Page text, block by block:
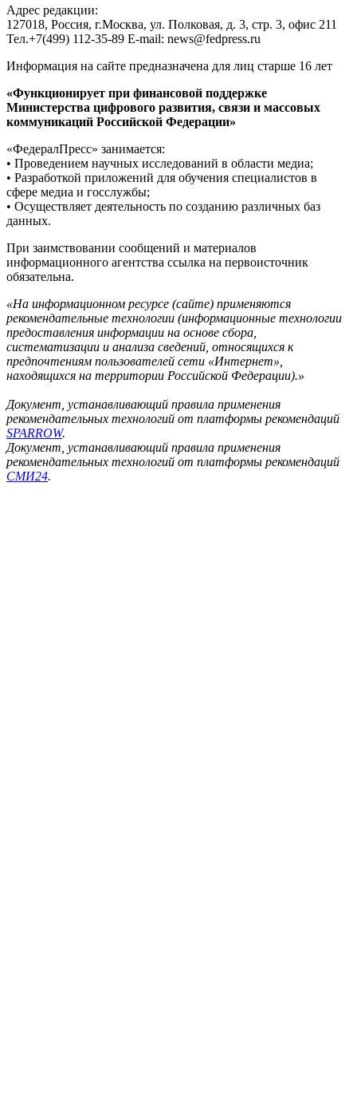
Адрес редакции:
127018, Россия, г.Москва, ул. Полковая, д. 3, стр. 3, офис 211
Тел.+7(499) 112-35-89 E-mail: news@fedpress.ru
Информация на сайте предназначена для лиц старше 16 лет
«Функционирует при финансовой поддержке
Министерства цифрового развития, связи и массовых
коммуникаций Российской Федерации»
«ФедералПресс» занимается:
• Проведением научных исследований в области медиа;
• Разработкой приложений для обучения специалистов в
сфере медиа и госслужбы;
• Осуществляет деятельность по созданию различных баз
данных.
При заимствовании сообщений и материалов
информационного агентства ссылка на первоисточник
обязательна.
«На информационном ресурсе (сайте) применяются
рекомендательные технологии (информационные технологии
предоставления информации на основе сбора,
систематизации и анализа сведений, относящихся к
предпочтениям пользователей сети «Интернет»,
находящихся на территории Российской Федерации).»
Документ, устанавливающий правила применения
рекомендательных технологий от платформы рекомендаций
SPARROW.
Документ, устанавливающий правила применения
рекомендательных технологий от платформы рекомендаций
СМИ24.